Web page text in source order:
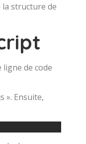
la structure de
de code
». Ensuite,